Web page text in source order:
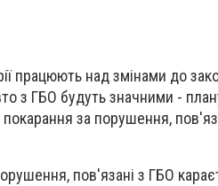
працюють над змінами до
з ГБО будуть значними -
за порушення,
пов'язані з ГБО